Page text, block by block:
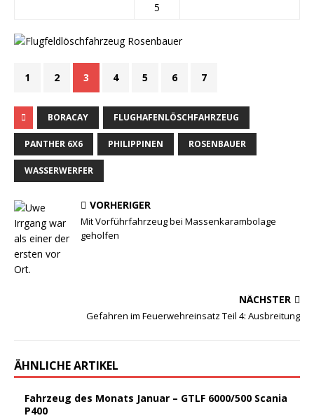
5
1 2 3 4 5 6 7
BORACAY FLUGHAFENLÖSCHFAHRZEUG
PANTHER 6X6 PHILIPPINEN ROSENBAUER
WASSERWERFER
VORHERIGER
Mit Vorführfahrzeug bei Massenkarambolage
geholfen
NÄCHSTER
Gefahren im Feuerwehreinsatz Teil 4: Ausbreitung
ÄHNLICHE ARTIKEL
Fahrzeug des Monats Januar – GTLF 6000/500 Scania
P400